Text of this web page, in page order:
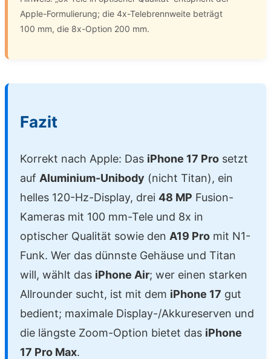
Apple-Formulierung; die 4x-Telebrennweite beträgt
100 mm, die 8x-Option 200 mm.
Fazit
Korrekt nach Apple: Das iPhone 17 Pro setzt
auf Aluminium-Unibody (nicht Titan), ein
helles 120-Hz-Display, drei 48 MP Fusion-
Kameras mit 100 mm-Tele und 8x in
optischer Qualität sowie den A19 Pro mit N1-
Funk. Wer das dünnste Gehäuse und Titan
will, wählt das iPhone Air; wer einen starken
Allrounder sucht, ist mit dem iPhone 17 gut
bedient; maximale Display-/Akkureserven und
die längste Zoom-Option bietet das iPhone
17 Pro Max.